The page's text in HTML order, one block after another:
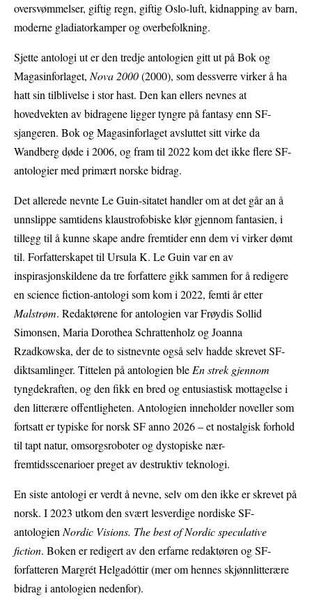
oversvømmelser, giftig regn, giftig Oslo-luft, kidnapping av barn,
moderne gladiatorkamper og overbefolkning.
Sjette antologi ut er den tredje antologien gitt ut på Bok og
Magasinforlaget,Nova 2000(2000), som dessverre virker å ha
hatt sin tilblivelse i stor hast. Den kan ellers nevnes at
hovedvekten av bidragene ligger tyngre på fantasy enn SF-
sjangeren. Bok og Magasinforlaget avsluttet sitt virke da
Wandberg døde i 2006, og fram til 2022 kom det ikke flere SF-
antologier med primært norske bidrag.
Det allerede nevnte Le Guin-sitatet handler om at det går an å
unnslippe samtidens klaustrofobiske klør gjennom fantasien, i
tillegg til å kunne skape andre fremtider enn dem vi virker dømt
til. Forfatterskapet til Ursula K. Le Guin var en av
inspirasjonskildene da tre forfattere gikk sammen for å redigere
en science fiction-antologi som kom i 2022, femti år etter
Malstrøm. Redaktørene for antologien var Frøydis Sollid
Simonsen, Maria Dorothea Schrattenholz og Joanna
Rzadkowska, der de to sistnevnte også selv hadde skrevet SF-
diktsamlinger. Tittelen på antologien bleEn strek gjennom
tyngdekraften, og den fikk en bred og entusiastisk mottagelse i
den litterære offentligheten. Antologien inneholder noveller som
fortsatt er typiske for norsk SF anno 2026 – et nostalgisk forhold
til tapt natur, omsorgsroboter og dystopiske nær-
fremtidsscenarioer preget av destruktiv teknologi.
En siste antologi er verdt å nevne, selv om den ikke er skrevet på
norsk. I 2023 utkom den svært lesverdige nordiske SF-
antologienNordic Visions. The best of Nordic speculative
fiction. Boken er redigert av den erfarne redaktøren og SF-
forfatteren Margrét Helgadóttir (mer om hennes skjønnlitterære
bidrag i antologien nedenfor).